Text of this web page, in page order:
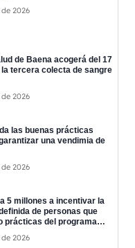
2026
de Baena acogerá del 17
tercera colecta de sangre
2026
las buenas prácticas
una vendimia de
2026
5 millones a incentivar la
de personas que
prácticas del programa
2026